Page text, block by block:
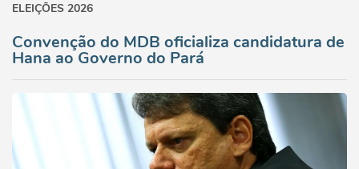
ELEIÇÕES 2026
Convenção do MDB oficializa candidatura de
Hana ao Governo do Pará